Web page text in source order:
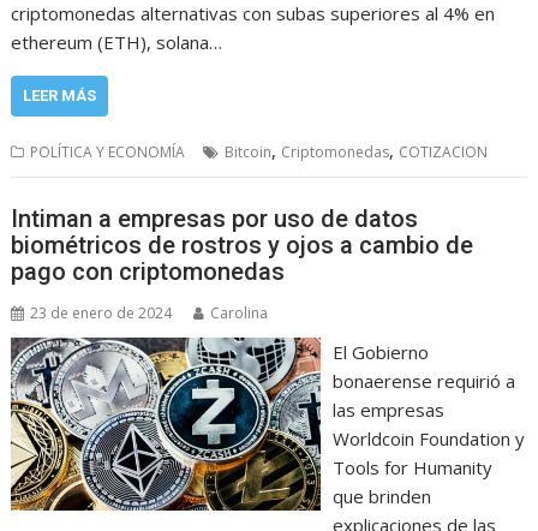
criptomonedas alternativas con subas superiores al 4% en
ethereum (ETH), solana…
LEER MÁS
POLÍTICA Y ECONOMÍA Bitcoin, Criptomonedas, COTIZACION
Intiman a empresas por uso de datos
biométricos de rostros y ojos a cambio de
pago con criptomonedas
23 de enero de 2024 Carolina
El Gobierno
bonaerense requirió a
las empresas
Worldcoin Foundation y
Tools for Humanity
que brinden
explicaciones de las